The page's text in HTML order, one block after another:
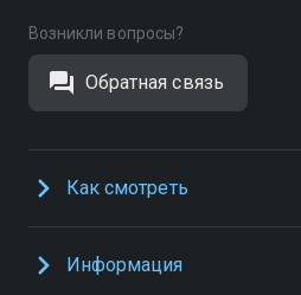
Возникли вопросы?
Обратная связь
Как смотреть
Информация